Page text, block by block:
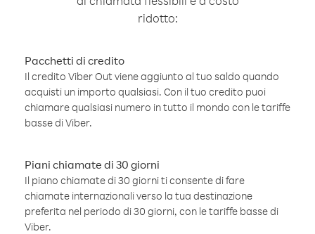
ridotto:
Pacchetti di credito
Il credito Viber Out viene aggiunto al tuo saldo quando
acquisti un importo qualsiasi. Con il tuo credito puoi
chiamare qualsiasi numero in tutto il mondo con le tariffe
basse di Viber.
Piani chiamate di 30 giorni
Il piano chiamate di 30 giorni ti consente di fare
chiamate internazionali verso la tua destinazione
preferita nel periodo di 30 giorni, con le tariffe basse di
Viber.